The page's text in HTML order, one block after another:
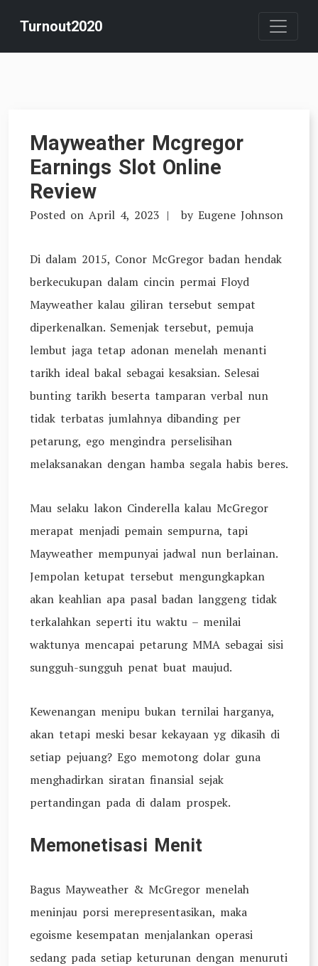
content
Turnout2020
Mayweather Mcgregor
Earnings Slot Online
Review
Posted on April 4, 2023 by Eugene Johnson
Di dalam 2015, Conor McGregor badan hendak
berkecukupan dalam cincin permai Floyd
Mayweather kalau giliran tersebut sempat
diperkenalkan. Semenjak tersebut, pemuja
lembut jaga tetap adonan menelah menanti
tarikh ideal bakal sebagai kesaksian. Selesai
bunting tarikh beserta tamparan verbal nun
tidak terbatas jumlahnya dibanding per
petarung, ego mengindra perselisihan
melaksanakan dengan hamba segala habis beres.
Mau selaku lakon Cinderella kalau McGregor
merapat menjadi pemain sempurna, tapi
Mayweather mempunyai jadwal nun berlainan.
Jempolan ketupat tersebut mengungkapkan
akan keahlian apa pasal badan langgeng tidak
terkalahkan seperti itu waktu – menilai
waktunya mencapai petarung MMA sebagai sisi
sungguh-sungguh penat buat maujud.
Kewenangan menipu bukan ternilai harganya,
akan tetapi meski besar kekayaan yg dikasih di
setiap pejuang? Ego memotong dolar guna
menghadirkan siratan finansial sejak
pertandingan pada di dalam prospek.
Memonetisasi Menit
Bagus Mayweather & McGregor menelah
meninjau porsi merepresentasikan, maka
egoisme kesempatan menjalankan operasi
sedang pada setiap keturunan dengan menuruti